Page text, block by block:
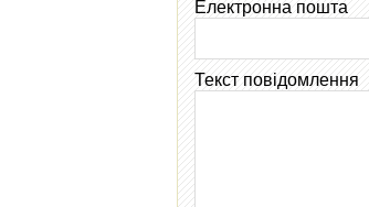
Електронна пошта
Текст повідомлення